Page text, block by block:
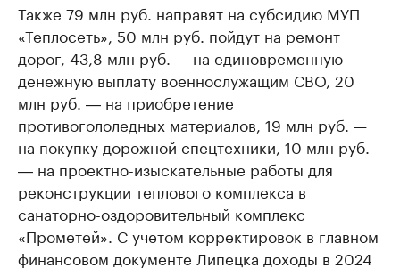
Также 79 млн руб. направят на субсидию МУП
«Теплосеть», 50 млн руб. пойдут на ремонт
дорог, 43,8 млн руб. — на единовременную
денежную выплату военнослужащим СВО, 20
млн руб. ― на приобретение
противогололедных материалов, 19 млн руб. —
на покупку дорожной спецтехники, 10 млн руб.
― на проектно-изыскательные работы для
реконструкции теплового комплекса в
санаторно-оздоровительный комплекс
«Прометей». С учетом корректировок в главном
финансовом документе Липецка доходы в 2024